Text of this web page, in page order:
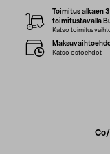
Toimitus alkaen
toimitustavalla
Katso
Katso ostoehdot